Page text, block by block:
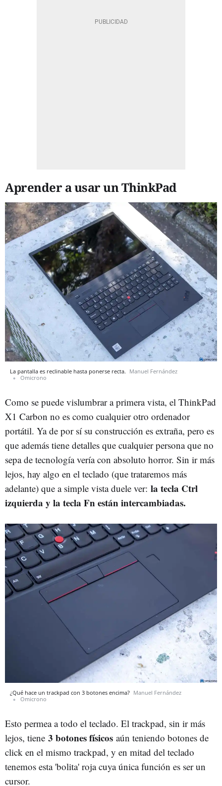
Aprender a usar un ThinkPad
La pantalla es reclinable hasta ponerse recta. Manuel Fernández
Omicrono
Como se puede vislumbrar a primera vista, el ThinkPad
X1 Carbon no es como cualquier otro ordenador
portátil. Ya de por sí su construcción es extraña, pero es
que además tiene detalles que cualquier persona que no
sepa de tecnología vería con absoluto horror. Sin ir más
lejos, hay algo en el teclado (que trataremos más
adelante) que a simple vista duele ver: la tecla Ctrl
izquierda y la tecla Fn están intercambiadas.
¿Qué hace un trackpad con 3 botones encima? Manuel Fernández
Omicrono
Esto permea a todo el teclado. El trackpad, sin ir más
lejos, tiene 3 botones físicos aún teniendo botones de
click en el mismo trackpad, y en mitad del teclado
tenemos esta 'bolita' roja cuya única función es ser un
cursor.